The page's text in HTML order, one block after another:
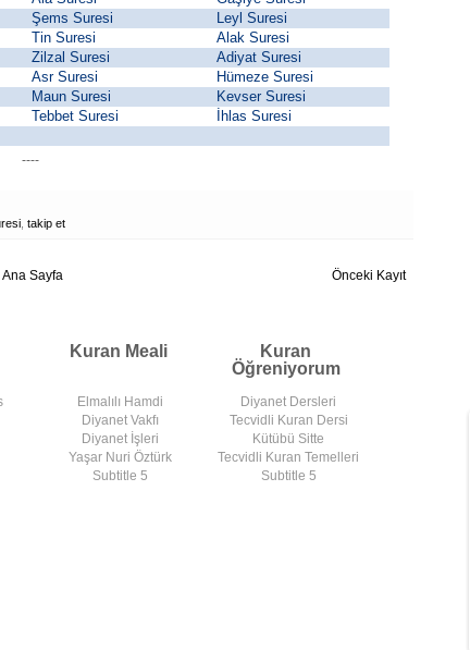
Şems Suresi
Leyl Suresi
Tin Suresi
Alak Suresi
Zilzal Suresi
Adiyat Suresi
Asr Suresi
Hümeze Suresi
Maun Suresi
Kevser Suresi
Tebbet Suresi
İhlas Suresi
----
takip et
Önceki Kayıt
Ana Sayfa
Kuran Meali
Kuran
Öğreniyorum
Elmalılı Hamdi
Diyanet Vakfı
Diyanet İşleri
Yaşar Nuri Öztürk
Subtitle 5
Diyanet Dersleri
Tecvidli Kuran Dersi
Kütübü Sitte
Tecvidli Kuran Temelleri
Subtitle 5